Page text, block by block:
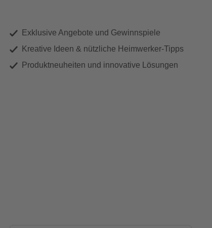
Exklusive Angebote und Gewinnspiele
Kreative Ideen & nützliche Heimwerker-Tipps
Produktneuheiten und innovative Lösungen